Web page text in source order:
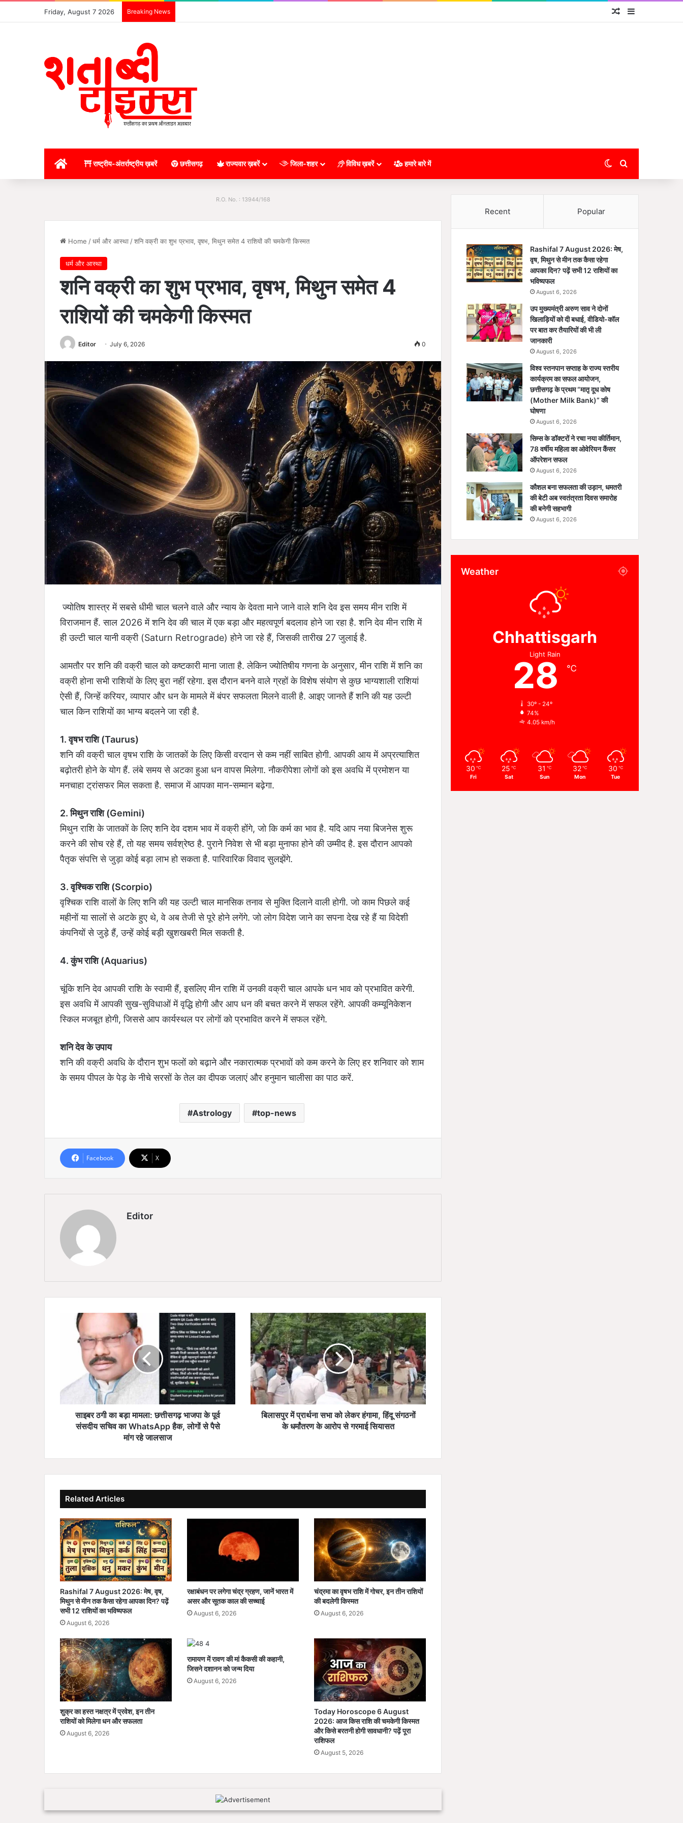
Friday, August 7 2026 Breaking News Random Article
राष्ट्रीय-अंतर्राष्ट्रीय ख़बरें छत्तीसगढ़ राज्यवार ख़बरें जिला-शहर विविध ख़बरें हमारे बारे में Switch skin
R.O. No. : 13944/168
Home /धर्म और आस्था /शनि वक्री का शुभ प्रभाव, वृषभ, मिथुन समेत 4 राशियों की चमकेगी किस्मत
धर्म और आस्था
शनि वक्री का शुभ प्रभाव, वृषभ, मिथुन समेत 4
राशियों की चमकेगी किस्मत
Editor July 6, 2026 0
ज्योतिष शास्त्र में सबसे धीमी चाल चलने वाले और न्याय के देवता माने जाने वाले शनि देव इस समय मीन राशि में
विराजमान हैं. साल 2026 में शनि देव की चाल में एक बड़ा और महत्वपूर्ण बदलाव होने जा रहा है. शनि देव मीन राशि में
ही उल्टी चाल यानी वक्री (Saturn Retrograde) होने जा रहे हैं, जिसकी तारीख 27 जुलाई है.
आमतौर पर शनि की वक्री चाल को कष्टकारी माना जाता है. लेकिन ज्योतिषीय गणना के अनुसार, मीन राशि में शनि का
वक्री होना सभी राशियों के लिए बुरा नहीं रहेगा. इस दौरान बनने वाले ग्रहों के विशेष संयोग से कुछ भाग्यशाली राशियां
ऐसी हैं, जिन्हें करियर, व्यापार और धन के मामले में बंपर सफलता मिलने वाली है. आइए जानते हैं शनि की यह उल्टी
चाल किन राशियों का भाग्य बदलने जा रही है.
1. वृषभ राशि (Taurus)
शनि की वक्री चाल वृषभ राशि के जातकों के लिए किसी वरदान से कम नहीं साबित होगी. आपकी आय में अप्रत्याशित
बढ़ोतरी होने के योग हैं. लंबे समय से अटका हुआ धन वापस मिलेगा. नौकरीपेशा लोगों को इस अवधि में प्रमोशन या
मनचाहा ट्रांसफर मिल सकता है. समाज में आपका मान-सम्मान बढ़ेगा.
2. मिथुन राशि (Gemini)
मिथुन राशि के जातकों के लिए शनि देव दशम भाव में वक्री होंगे, जो कि कर्म का भाव है. यदि आप नया बिजनेस शुरू
करने की सोच रहे हैं, तो यह समय सर्वश्रेष्ठ है. पुराने निवेश से भी बड़ा मुनाफा होने की उम्मीद है. इस दौरान आपको
पैतृक संपत्ति से जुड़ा कोई बड़ा लाभ हो सकता है. पारिवारिक विवाद सुलझेंगे.
3. वृश्चिक राशि (Scorpio)
वृश्चिक राशि वालों के लिए शनि की यह उल्टी चाल मानसिक तनाव से मुक्ति दिलाने वाली होगी. जो काम पिछले कई
महीनों या सालों से अटके हुए थे, वे अब तेजी से पूरे होने लगेंगे. जो लोग विदेश जाने का सपना देख रहे हैं या विदेशी
कंपनियों से जुड़े हैं, उन्हें कोई बड़ी खुशखबरी मिल सकती है.
4. कुंभ राशि (Aquarius)
चूंकि शनि देव आपकी राशि के स्वामी हैं, इसलिए मीन राशि में उनकी वक्री चाल आपके धन भाव को प्रभावित करेगी.
इस अवधि में आपकी सुख-सुविधाओं में वृद्धि होगी और आप धन की बचत करने में सफल रहेंगे. आपकी कम्यूनिकेशन
स्किल मजबूत होगी, जिससे आप कार्यस्थल पर लोगों को प्रभावित करने में सफल रहेंगे.
शनि देव के उपाय
शनि की वक्री अवधि के दौरान शुभ फलों को बढ़ाने और नकारात्मक प्रभावों को कम करने के लिए हर शनिवार को शाम
के समय पीपल के पेड़ के नीचे सरसों के तेल का दीपक जलाएं और हनुमान चालीसा का पाठ करें.
Astrology top-news
Facebook X
Editor
ब
ड़ा
छ
ग
भा
ज
पा
के
र्व
सं
दी
य
चि
व
का
W
h
a
t
s
A
p
p
पै
साइबर ठगी का बड़ा मामला: छत्तीसगढ़ भाजपा के पूर्व
संसदीय सचिव का WhatsApp हैक, लोगों से पैसे
मांग रहे जालसाज
बि
ला
स
पु
र
में
प्रा
र्थ
ना
क
गा
,
हिं
सं
ग
ठ
ध
र्मां
आ
रो
बिलासपुर में प्रार्थना सभा को लेकर हंगामा, हिंदू संगठनों
के धर्मांतरण के आरोप से गरमाई सियासत
Related Articles
Rashifal 7 August 2026: मेष, वृष,
मिथुन से मीन तक कैसा रहेगा आपका दिन? पढ़ें
सभी 12 राशियों का भविष्यफल
August 6, 2026
रक्षाबंधन पर लगेगा चंद्र ग्रहण, जानें भारत में
असर और सूतक काल की सच्चाई
August 6, 2026
चंद्रमा का वृषभ राशि में गोचर, इन तीन राशियों
की बदलेगी किस्मत
August 6, 2026
शुक्र का हस्त नक्षत्र में प्रवेश, इन तीन
राशियों को मिलेगा धन और सफलता
August 6, 2026
रामायण में रावण की मां कैकसी की कहानी,
जिसने दशानन को जन्म दिया
August 6, 2026
Today Horoscope 6 August
2026: आज किस राशि की चमकेगी किस्मत
और किसे बरतनी होगी सावधानी? पढ़ें पूरा
राशिफल
August 5, 2026
Recent Popular
Rashifal 7 August 2026: मेष,
वृष, मिथुन से मीन तक कैसा रहेगा
आपका दिन? पढ़ें सभी 12 राशियों का
भविष्यफल
August 6, 2026
उप मुख्यमंत्री अरुण साव ने दोनों
खिलाड़ियों को दी बधाई, वीडियो-कॉल
पर बात कर तैयारियों की भी ली
जानकारी
August 6, 2026
विश्व स्तनपान सप्ताह के राज्य स्तरीय
कार्यक्रम का सफल आयोजन,
छत्तीसगढ़ के प्रथम “मातृ दूध कोष
(Mother Milk Bank)” की
घोषणा
August 6, 2026
सिम्स के डॉक्टरों ने रचा नया कीर्तिमान,
78 वर्षीय महिला का ओवेरियन कैंसर
ऑपरेशन सफल
August 6, 2026
कौशल बना सफलता की उड़ान, धमतरी
की बेटी अब स्वतंत्रता दिवस समारोह
की बनेगी सहभागी
August 6, 2026
Weather
Chhattisgarh
Light Rain
28 ℃
30º - 24º
74%
4.05 km/h
30 ℃
Fri
25 ℃
Sat
31 ℃
Sun
32 ℃
Mon
30 ℃
Tue